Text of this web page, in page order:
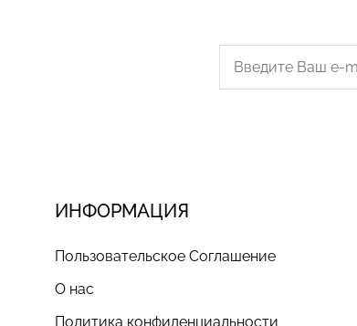
ИНФОРМАЦИЯ
Пользовательское Соглашение
О нас
Политика конфиденциальности